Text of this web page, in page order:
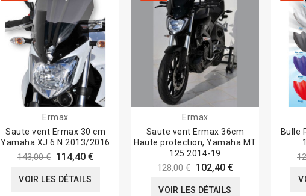
Ermax
Saute vent Ermax 30 cm
Yamaha XJ 6 N 2013/2016
143,00 € 114,40 €
VOIR LES DÉTAILS
Ermax
Saute vent Ermax 36cm
Haute protection, Yamaha MT
125 2014-19
128,00 € 102,40 €
VOIR LES DÉTAILS
Bulle